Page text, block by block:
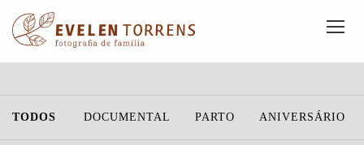
TODOS DOCUMENTAL PARTO ANIVERSÁRIO